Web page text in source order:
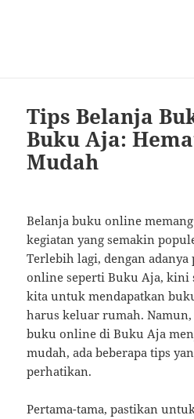
Tips Belanja
Buku Aja:
Mudah
Belanja buku online
kegiatan yang semakin
Terlebih lagi, dengan
online seperti Buku Aja, kini
kita untuk mendapatkan
harus keluar rumah. Namun,
buku online di Buku Aja
mudah, ada beberapa tips
perhatikan.
Pertama-tama, pastikan